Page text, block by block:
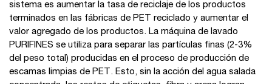
sistema es aumentar la tasa de reciclaje de los productos
terminados en las fábricas de PET reciclado y aumentar el
valor agregado de los productos. La máquina de lavado
PURIFINES se utiliza para separar las partículas finas (2-3%
del peso total) producidas en el proceso de producción de
escamas limpias de PET. Esto, sin la acción del agua salada